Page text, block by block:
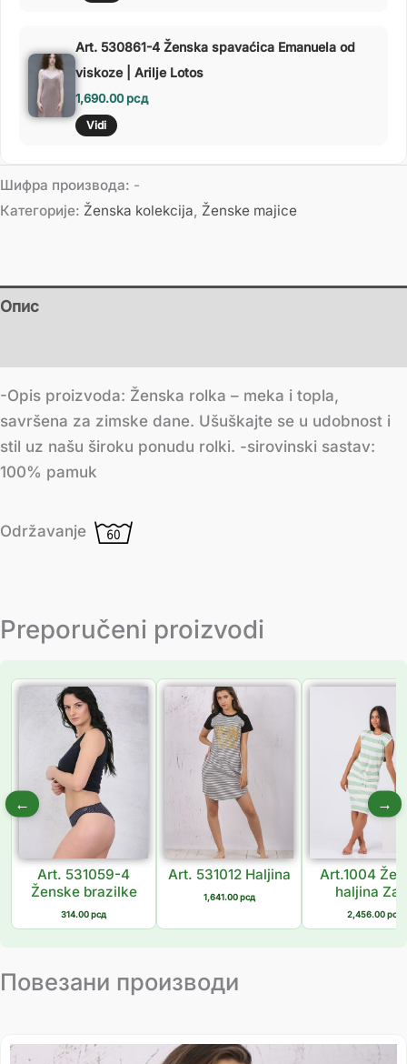
Art. 530861-4 Ženska spavaćica Emanuela od
viskoze | Arilje Lotos
1,690.00рсд
Vidi
Шифра производа: -
Категорије: Ženska kolekcija, Ženske majice
Опис
-Opis proizvoda: Ženska rolka – meka i topla,
savršena za zimske dane. Ušuškajte se u udobnost i
stil uz našu široku ponudu rolki. -sirovinski sastav:
100% pamuk
Održavanje
Preporučeni proizvodi
←
Art. 531059-4
Ženske brazilke
314.00рсд
Art. 531012 Haljina
1,641.00рсд
Art.1004
haljina
2,456.00рсд
→
Повезани производи